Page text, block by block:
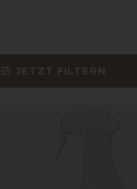
JETZT FILTERN